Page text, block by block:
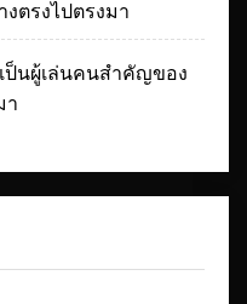
งตรงไปตรงมา
ป็นผู้เล่นคนสำคัญของ
า